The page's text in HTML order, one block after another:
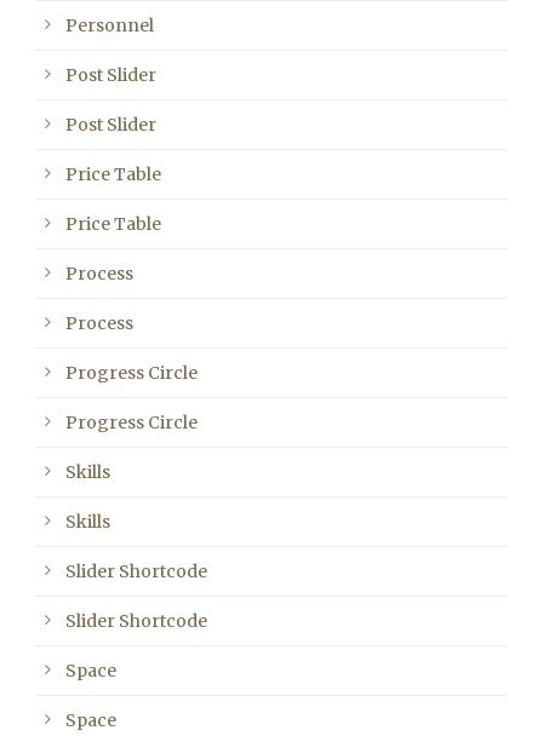
Personnel
Post Slider
Post Slider
Price Table
Price Table
Process
Process
Progress Circle
Progress Circle
Skills
Skills
Slider Shortcode
Slider Shortcode
Space
Space